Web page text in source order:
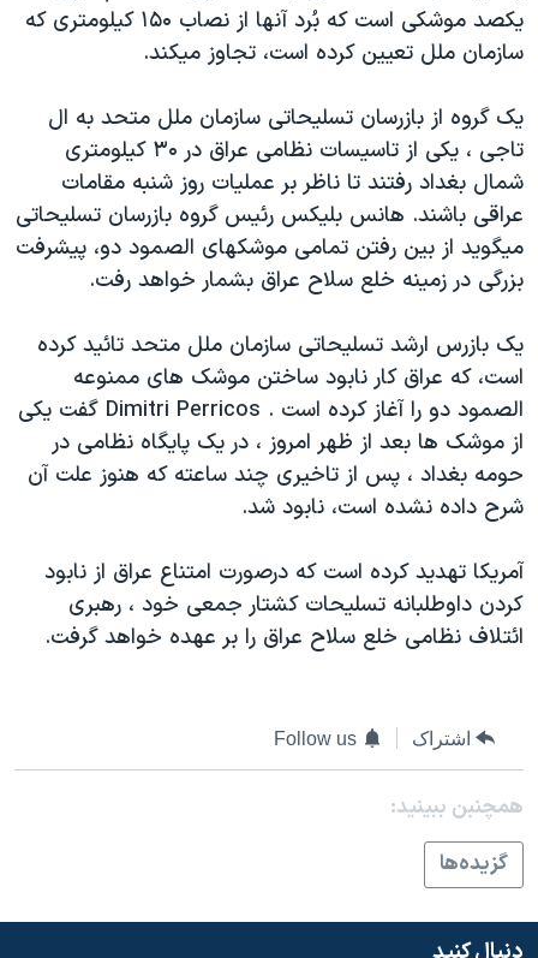
علم و فناوری
گالری عکس
آرشیو پخش زنده
رمز مهسا
اعتراضات زن، زندگی، آزادی
مجموعه مستندهای دادخواهی
تریبونال مردمی آبان ۹۸
دادگاه حمید نوری
چهل سال گروگان‌گیری
قانون شفافیت دارائی کادر رهبری ایران
اعتراضات مردمی آبان ۹۸
اسرائیل در جنگ
نرگس محمدی برنده جایزه نوبل صلح
همایش محافظه‌کاران آمریکا «سی‌پک»
سفر پرزیدنت ترامپ به چین
زبانهای مختلف
يکصد موشکی است که بُرد آنها از نصاب ۱۵۰ کيلومتری که
سازمان ملل تعيين کرده است، تجاوز ميکند.
يک گروه از بازرسان تسليحاتی سازمان ملل متحد به ال
تاجی ، يکی از تاسيسات نظامی عراق در ۳۰ کيلومتری
شمال بغداد رفتند تا ناظر بر عمليات روز شنبه مقامات
عراقی باشند. هانس بليکس رئيس گروه بازرسان تسليحاتی
ميگويد از بين رفتن تمامی موشکهای الصمود دو، پيشرفت
بزرگی در زمينه خلع سلاح عراق بشمار خواهد رفت.
يک بازرس ارشد تسليحاتی سازمان ملل متحد تائيد کرده
است، که عراق کار نابود ساختن موشک های ممنوعه
الصمود دو را آغاز کرده است . Dimitri Perricos گفت يکی
از موشک ها بعد از ظهر امروز ، در يک پايگاه نظامی در
حومه بغداد ، پس از تاخيری چند ساعته که هنوز علت آن
شرح داده نشده است، نابود شد.
آمريکا تهديد کرده است که درصورت امتناع عراق از نابود
کردن داوطلبانه تسليحات کشتار جمعی خود ، رهبری
ائتلاف نظامی خلع سلاح عراق را بر عهده خواهد گرفت.
اشتراک Follow us
همچنبن ببینید:
گزيده‌ها